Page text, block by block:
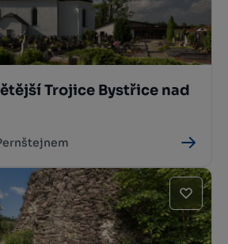
Trojice Bystřice nad